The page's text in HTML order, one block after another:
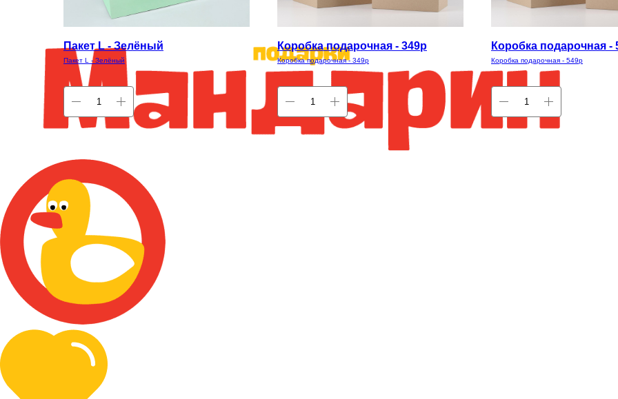
Пакет L - Зелёный
Пакет L - Зелёный
Коробка подарочная - 349р
Коробка подарочная - 349р
Коробка подарочная -
Коробка подарочная - 549р